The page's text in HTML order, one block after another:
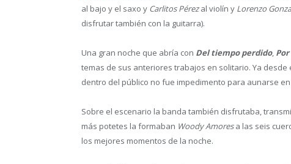
al bajo y el saxo y Carlitos Pérezal violín y Lorenzo
disfrutar también con la guitarra).
Una gran noche que abría con Del tiempo perdido,
temas de sus anteriores trabajos en solitario. Ya
dentro del público no fue impedimento para aunarse
Sobre el escenario la banda también disfrutaba,
más potetes la formaban Woody Amoresa las seis
los mejores momentos de la noche.